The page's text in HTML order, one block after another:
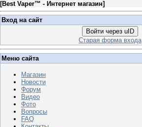
[Best Vaper™ - Интернет магазин]
Вход на сайт
Войти через uID
Старая форма входа
Меню сайта
Магазин
Новости
Форум
Видео
Фото
Вопросы
FAQ